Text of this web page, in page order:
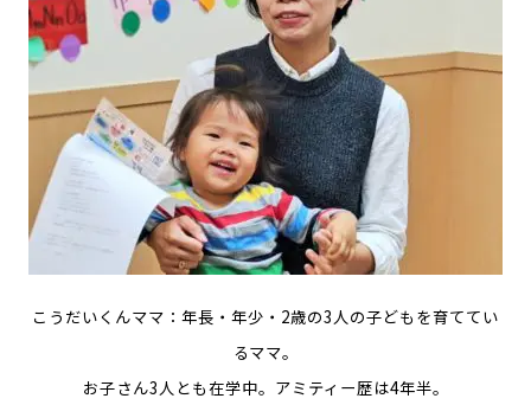
こうだいくんママ： 年長・年少・2歳の3人の子どもを育ててい
るママ。
お子さん3人とも在学中。アミティー歴は4年半。